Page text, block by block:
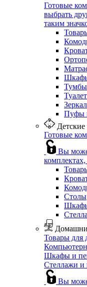
Готовые
выбрать
таким
Пуфы
Детские
Готовые
Вы
Столы
Товары для
Шкафы и
Стеллажи и
Вы